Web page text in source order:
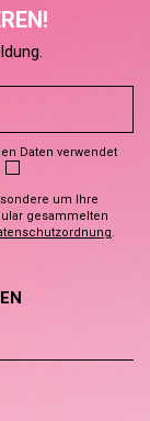
Daten verwendet
um Ihre
gesammelten
.